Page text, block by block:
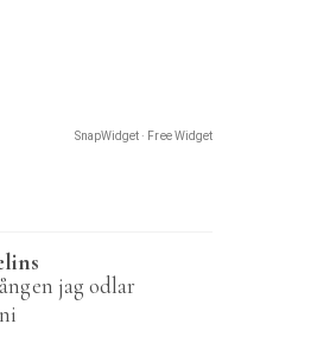
SnapWidget · Free Widget
jag odlar